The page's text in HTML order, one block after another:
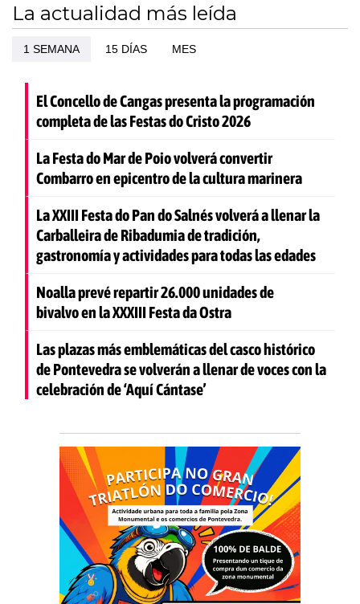
La actualidad más leída
1 SEMANA 15 DÍAS MES
El Concello de Cangas presenta la programación
completa de las Festas do Cristo 2026
La Festa do Mar de Poio volverá convertir
Combarro en epicentro de la cultura marinera
La XXIII Festa do Pan do Salnés volverá a llenar la
Carballeira de Ribadumia de tradición,
gastronomía y actividades para todas las edades
Noalla prevé repartir 26.000 unidades de
bivalvo en la XXXIII Festa da Ostra
Las plazas más emblemáticas del casco histórico
de Pontevedra se volverán a llenar de voces con la
celebración de ‘Aquí Cántase’